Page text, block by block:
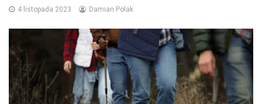
4 listopada 2023 Damian Polak